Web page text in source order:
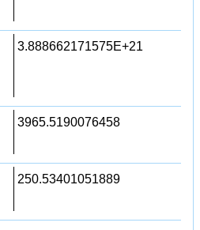
3.888662171575E+21
3965.5190076458
250.53401051889